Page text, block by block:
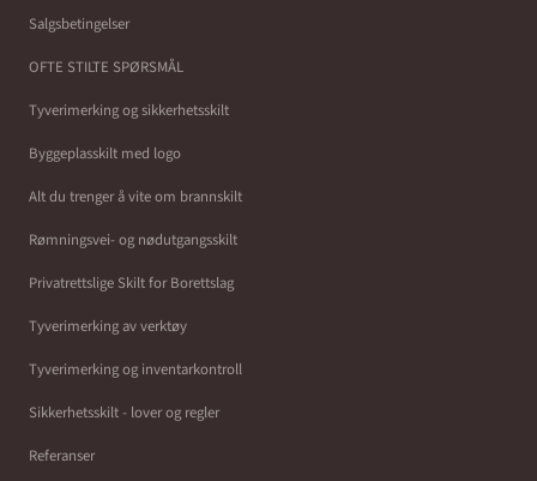
Salgsbetingelser
OFTE STILTE SPØRSMÅL
Tyverimerking og sikkerhetsskilt
Byggeplasskilt med logo
Alt du trenger å vite om brannskilt
Rømningsvei- og nødutgangsskilt
Privatrettslige Skilt for Borettslag
Tyverimerking av verktøy
Tyverimerking og inventarkontroll
Sikkerhetsskilt - lover og regler
Referanser